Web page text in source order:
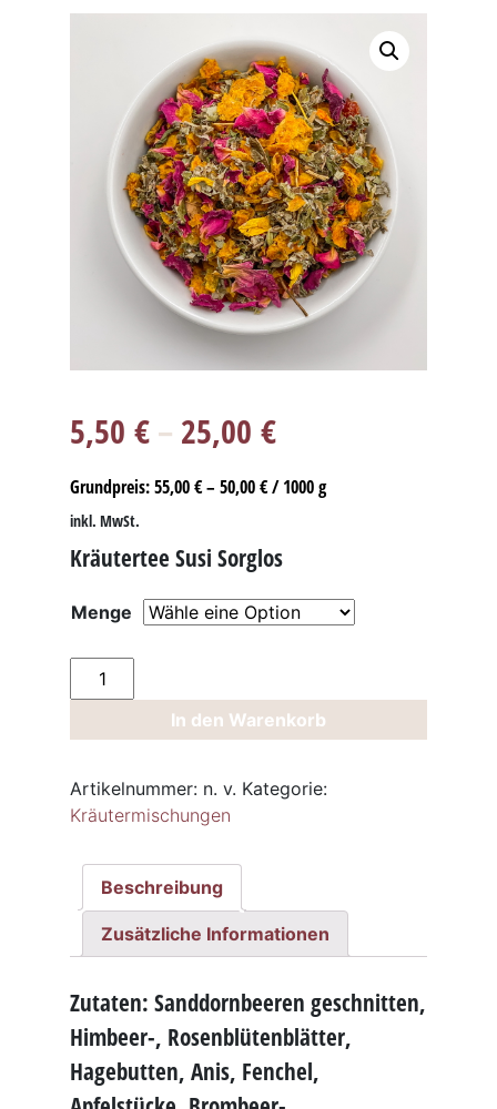
5,50 €– 25,00 €
Grundpreis:55,00€– 50,00€/1000g
inkl. MwSt.
Kräutertee Susi Sorglos
Menge
Kräutertee
Susi
In den Warenkorb
Artikelnummer: n. v. Kategorie:
Kräutermischungen
Beschreibung
Zusätzliche Informationen
Zutaten: Sanddornbeeren geschnitten,
Himbeer-, Rosenblütenblätter,
Hagebutten, Anis, Fenchel,